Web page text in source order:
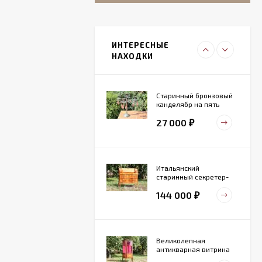
ИНТЕРЕСНЫЕ
НАХОДКИ
фарфоровый
светильник
27 000
Старинный бронзовый
канделябр на пять
27 000 ₽
Итальянский
старинный секретер-
144 000 ₽
Великолепная
антикварная витрина